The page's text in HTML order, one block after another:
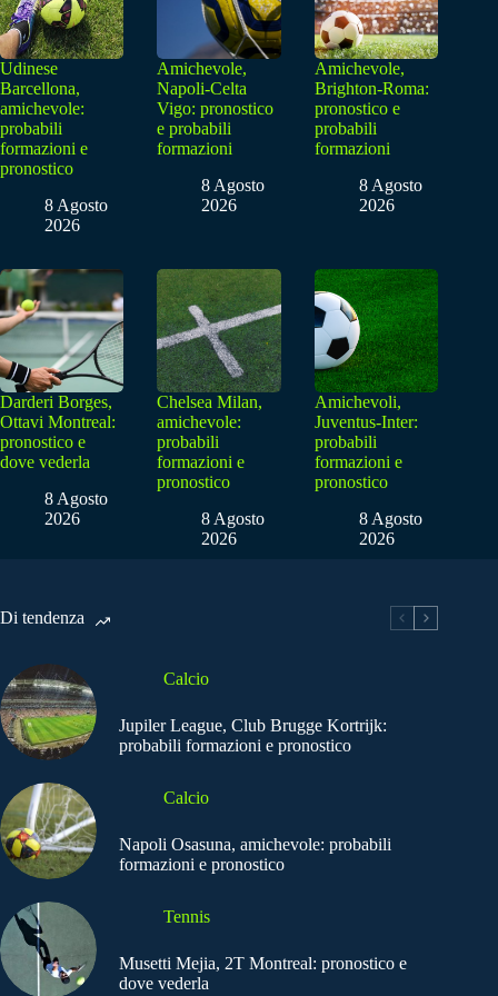
Udinese
Barcellona,
amichevole:
probabili
formazioni e
pronostico
8 Agosto
2026
Amichevole,
Napoli-Celta
Vigo: pronostico
e probabili
formazioni
8 Agosto
2026
Amichevole,
Brighton-Roma:
pronostico e
probabili
formazioni
8 Agosto
2026
Darderi Borges,
Ottavi Montreal:
pronostico e
dove vederla
8 Agosto
2026
Chelsea Milan,
amichevole:
probabili
formazioni e
pronostico
8 Agosto
2026
Amichevoli,
Juventus-Inter:
probabili
formazioni e
pronostico
8 Agosto
2026
Di tendenza
Calcio
Jupiler League, Club Brugge Kortrijk:
probabili formazioni e pronostico
Calcio
Napoli Osasuna, amichevole: probabili
formazioni e pronostico
Tennis
Musetti Mejia, 2T Montreal: pronostico e
dove vederla